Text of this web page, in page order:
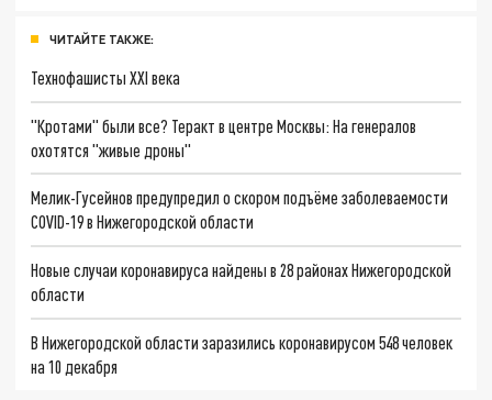
ЧИТАЙТЕ ТАКЖЕ:
Технофашисты XXI века
"Кротами" были все? Теракт в центре Москвы: На генералов
охотятся "живые дроны"
Мелик-Гусейнов предупредил о скором подъёме заболеваемости
COVID-19 в Нижегородской области
Новые случаи коронавируса найдены в 28 районах Нижегородской
области
В Нижегородской области заразились коронавирусом 548 человек
на 10 декабря